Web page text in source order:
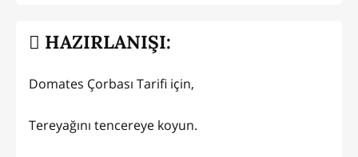
HAZIRLANIŞI:
Domates Çorbası Tarifi için,
Tereyağını tencereye koyun.